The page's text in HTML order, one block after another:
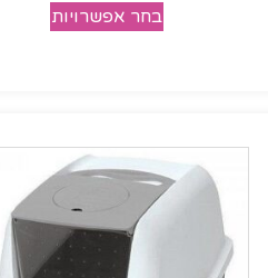
בחר אפשרויות